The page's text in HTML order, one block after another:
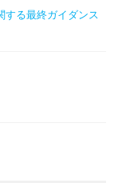
する最終ガイダンス